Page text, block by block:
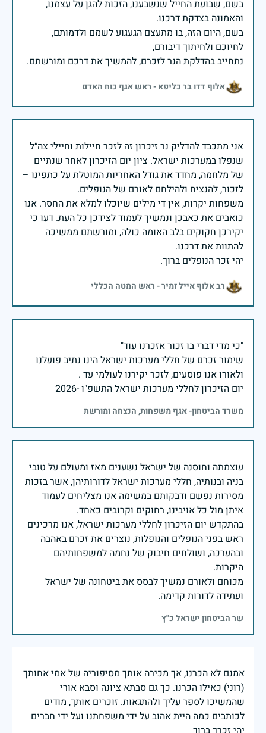
בשם, שבועת החייל שנשבענו, הזכות להגן על עצמנו,
בשם, היום הזה, בו מתעצם הגעגוע לשמם ולדמותם,
נתחייב בהדלקת הנר לזכרם, להמשיך את דרכם ומורשתם.
אלוף דדו בר כליפא - ראש אגף כוח האדם
אני מתכבד להדליק נר זיכרון זה לזכר חיילות וחיילי צה״ל
שנפלו במערכות ישראל. ציון יום הזיכרון לאחר שנתיים
של מלחמה, מחדד את גודל האחריות המוטלת על כתפינו –
משפחות יקרות, אין די מילים שיוכלו למלא את החסר. אנו
כואבים את כאבכן ונמשיך לעמוד לצידכן כל העת. דעו כי
יקירכן חקוקים בלב האומה כולה, ומורשתם ממשיכה
יהי זכר הנופלים ברוך.
רב אלוף אייל זמיר - ראש המטה הכללי
שימור זכרם של חללי מערכות ישראל הינו נתיב פועלנו
יום הזיכרון לחללי מערכות ישראל התשפ"ו -2026
משרד הביטחון- אגף משפחות, הנצחה ומורשת
עוצמתה וחוסנה של ישראל נשענים מאז ומעולם על טובי
בניה ובנותיה, חללי מערכות ישראל לדורותיהן, אשר בזכות
מסירות נפשם ודבקותם במשימה אנו מצליחים לעמוד
בהתקדש יום הזיכרון לחללי מערכות ישראל, אנו מרכינים
ראש בפני הנופלים והנופלות, נוצרים את זכרם באהבה
ובהערכה, ושולחים חיבוק של נחמה למשפחותיהם
מכוחם ולאורם נמשיך לבסס את ביטחונה של ישראל
ועתידה לדורות קדימה.
שר הביטחון ישראל כ"ץ
אמנם לא הכרנו, אך מכירה אותך מסיפוריה של אמי אחותך
(רוני) כאילו הכרנו. כך גם סבתא ציונה וסבא אורי
שהמשיכו לספר עליך ולהתגאות. זוכרים אותך, מודים
לכותבים כמה היית אהוב על ידי משפחתנו ועל ידי חברים